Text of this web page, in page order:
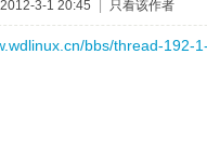
3-1 20:45 只看该作者
bbs/thread-192-